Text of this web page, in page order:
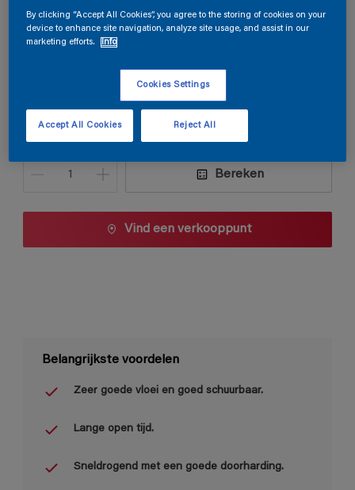
wit
Kleur wijzigen
Verpakkingsgrootte
1 L
Aantal Verfcalculator
Bereken
Vind een verkooppunt
Belangrijkste voordelen
Zeer goede vloei en goed schuurbaar.
Lange open tijd.
Sneldrogend met een goede doorharding.
By clicking “Accept All Cookies”, you agree to the storing of cookies on your
device to enhance site navigation, analyze site usage, and assist in our
marketing efforts.
Info
Cookies Settings
Reject All
Accept All Cookies